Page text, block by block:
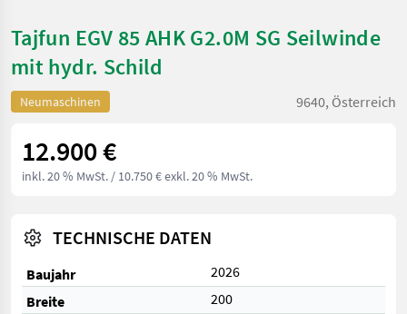
Tajfun EGV 85 AHK G2.0M SG Seilwinde
mit hydr. Schild
Neumaschinen 9640, Österreich
12.900 €
inkl. 20 % MwSt. / 10.750 € exkl. 20 % MwSt.
TECHNISCHE DATEN
Baujahr
2026
Breite
200